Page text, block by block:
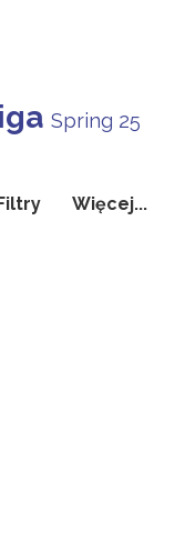
Spring 25
Więcej...